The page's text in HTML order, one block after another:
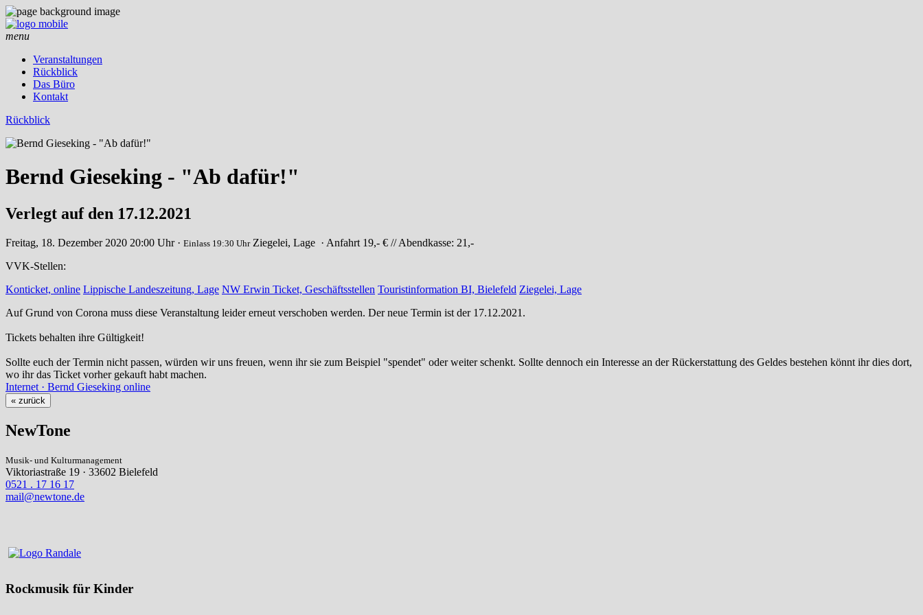
menu
Veranstaltungen
Rückblick
Das Büro
Kontakt
Rückblick
Bernd Gieseking - "Ab dafür!"
Verlegt auf den 17.12.2021
Freitag, 18. Dezember 2020 20:00 Uhr · Einlass 19:30 Uhr Ziegelei, Lage · Anfahrt 19,- € // Abendkasse: 21,-
VVK-Stellen:
Konticket, online Lippische Landeszeitung, Lage NW Erwin Ticket, Geschäftsstellen Touristinformation BI, Bielefeld Ziegelei, Lage
Auf Grund von Corona muss diese Veranstaltung leider erneut verschoben werden. Der neue Termin ist der 17.12.2021.
Tickets behalten ihre Gültigkeit!
Sollte euch der Termin nicht passen, würden wir uns freuen, wenn ihr sie zum Beispiel "spendet" oder weiter schenkt. Sollte dennoch ein Interesse an der Rückerstattung des Geldes bestehen könnt ihr dies dort,
wo ihr das Ticket vorher gekauft habt machen.
Internet · Bernd Gieseking online
« zurück
NewTone
Musik- und Kulturmanagement
Viktoriastraße 19 · 33602 Bielefeld
0521 . 17 16 17
mail@newtone.de
Rockmusik für Kinder